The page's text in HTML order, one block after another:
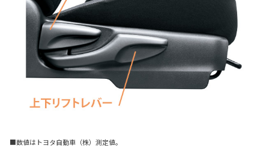
■数値はトヨタ自動車（株）測定値。